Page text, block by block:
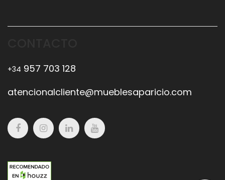
+34 957 703 128
atencionalcliente@mueblesaparicio.com